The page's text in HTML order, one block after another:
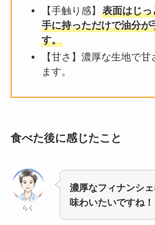
【手触り感】
表面はじっ
手に持っただけで油分が
す。
【甘さ】濃厚な生地で
ます。
食べた後に感じたこと
らく
濃厚なフィナンシ
味わいたいですね！